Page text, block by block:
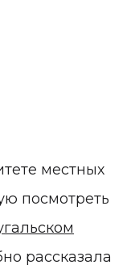
местных
посмотреть
рассказала